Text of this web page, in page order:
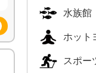
水族館
ホット
スポー